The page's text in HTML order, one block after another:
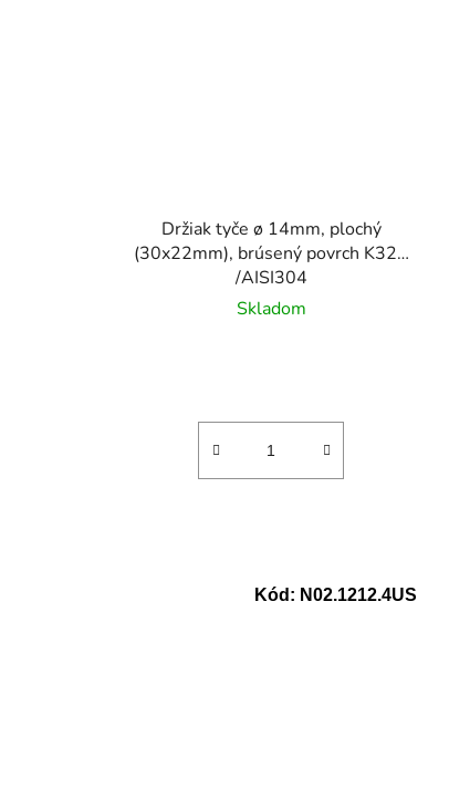
Držiak tyče ø 14mm, plochý
(30x22mm), brúsený povrch K320
/AISI304
Skladom
Kód: N02.1212.4US